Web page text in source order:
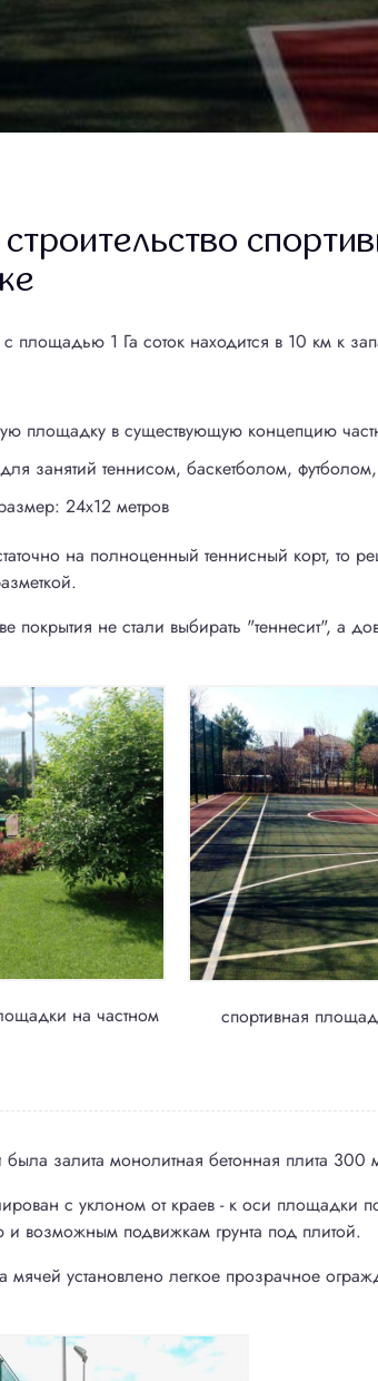
площадью 1 Га соток находится в 10 км к
площадку в существующую концепцию
занятий теннисом, баскетболом,
24х12 метров
на полноценный теннисный корт, то
покрытия не стали выбирать "теннесит", а
на частном
спортивная
залита монолитная бетонная плита
с уклоном от краев - к оси площадки
возможным подвижкам грунта под плитой.
мячей установлено легкое прозрачное
обработку персональных данных
обработку персональных данных
на обработку персональных данных
Отправить заявку
на обработку персональных данных
Отправить заявку